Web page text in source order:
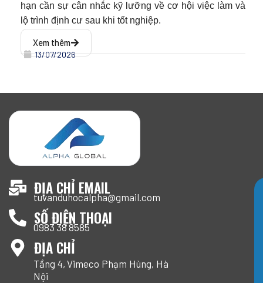
hạn cần sự cân nhắc kỹ lưỡng về cơ hội việc làm và
lộ trình định cư sau khi tốt nghiệp.
Xem thêm
13/07/2026
ĐỊA CHỈ EMAIL
tuvanduhocalpha@gmail.com
SỐ ĐIỆN THOẠI
0983 38 8585
ĐỊA CHỈ
Tầng 4, Vimeco Phạm Hùng, Hà
Nội